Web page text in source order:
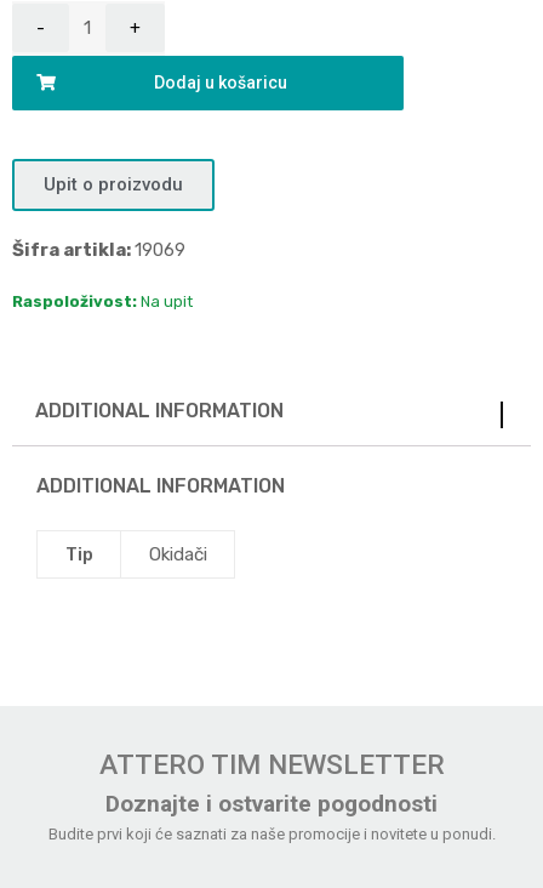
Dodaj u košaricu
Upit o proizvodu
Šifra artikla:19069
Raspoloživost: Na upit
ADDITIONAL INFORMATION
ADDITIONAL INFORMATION
Tip Okidači
ATTERO TIM NEWSLETTER
Doznajte i ostvarite pogodnosti
Budite prvi koji će saznati za naše promocije i novitete u ponudi.